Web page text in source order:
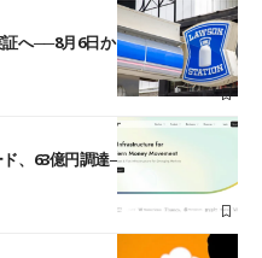
へ──8月6日からJPYCやUSDC対
、63億円調達──ソニーやスタン